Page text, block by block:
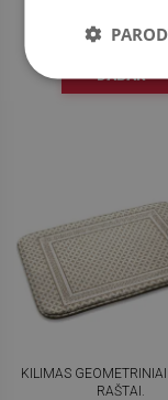
KAINA:
DABAR
KILIMAS
RAŠTAI.